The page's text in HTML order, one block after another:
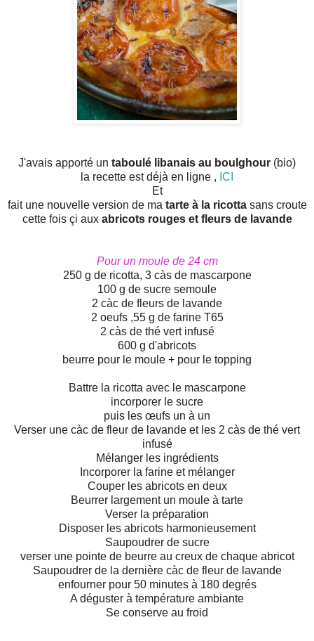
J'avais apporté un taboulé libanais au boulghour (bio)
la recette est déjà en ligne , ICI
Et
fait une nouvelle version de matarte à la ricottasans croute
cette fois çi aux abricots rouges et fleurs de lavande
Pour un moule de 24 cm
250 g de ricotta, 3 càs de mascarpone
100 g de sucre semoule
2 càc de fleurs de lavande
2 oeufs ,55 g de farine T65
2 càs de thé vert infusé
600 g d'abricots
beurre pour le moule + pour le topping
Battre la ricotta avec le mascarpone
incorporer le sucre
puis les œufs un à un
Verser une càc de fleur de lavande et les 2 càs de thé vert
infusé
Mélanger les ingrédients
Incorporer la farine et mélanger
Couper les abricots en deux
Beurrer largement un moule à tarte
Verser la préparation
Disposer les abricots harmonieusement
Saupoudrer de sucre
verser une pointe de beurre au creux de chaque abricot
Saupoudrer de la dernière càc de fleur de lavande
enfourner pour 50 minutes à 180 degrés
A déguster à température ambiante
Se conserve au froid